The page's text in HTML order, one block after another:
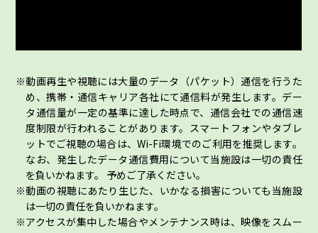
動画再生や視聴には大量のデータ（パケット）通信を行うた
め、携帯・通信キャリア各社にて通信料が発生します。デー
タ通信量が一定の基準に達した時点で、通信会社での通信速
度制限が行われることがあります。スマートフォンやタブレ
ットでご視聴の場合は、Wi-Fi環境でのご利用を推奨します。
なお、発生したデータ通信費用について当施設は一切の責任
を負いかねます。 予めご了承ください。
動画の視聴にあたり生じた、いかなる損害についても当施設
は一切の責任を負いかねます。
アクセスが集中した場合やメンテナンス時は、映像をスムー